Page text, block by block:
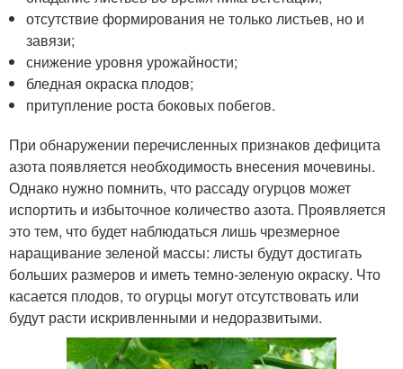
отсутствие формирования не только листьев, но и
завязи;
снижение уровня урожайности;
бледная окраска плодов;
притупление роста боковых побегов.
При обнаружении перечисленных признаков дефицита
азота появляется необходимость внесения мочевины.
Однако нужно помнить, что рассаду огурцов может
испортить и избыточное количество азота. Проявляется
это тем, что будет наблюдаться лишь чрезмерное
наращивание зеленой массы: листы будут достигать
больших размеров и иметь темно-зеленую окраску. Что
касается плодов, то огурцы могут отсутствовать или
будут расти искривленными и недоразвитыми.